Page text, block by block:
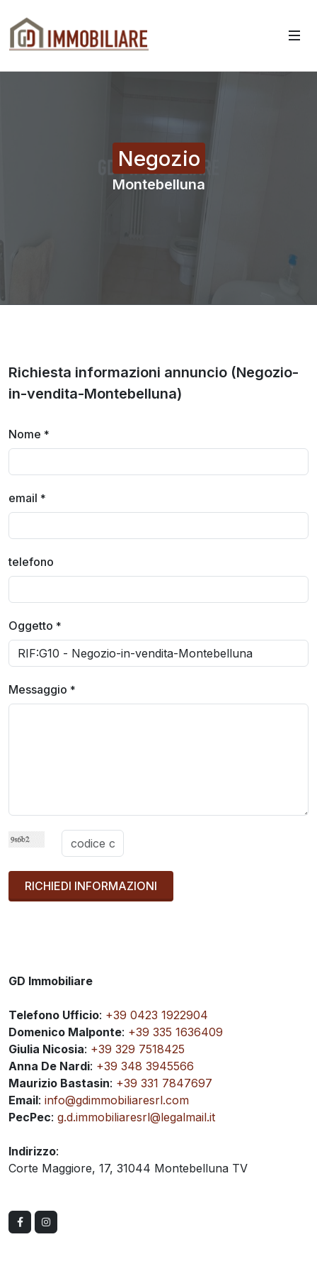
Negozio
Montebelluna
Richiesta informazioni annuncio (Negozio-
in-vendita-Montebelluna)
Nome *
email *
telefono
Oggetto *
Messaggio *
GD Immobiliare
Telefono Ufficio: +39 0423 1922904
Domenico Malponte: +39 335 1636409
Giulia Nicosia: +39 329 7518425
Anna De Nardi: +39 348 3945566
Maurizio Bastasin: +39 331 7847697
Email: info@gdimmobiliaresrl.com
PecPec: g.d.immobiliaresrl@legalmail.it
Indirizzo:
Corte Maggiore, 17, 31044 Montebelluna TV